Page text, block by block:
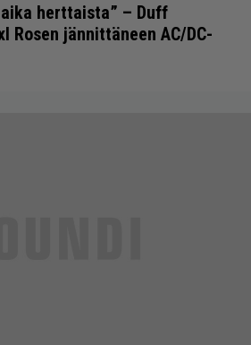
herttaista” – Duff
Rosen jännittäneen AC/DC-